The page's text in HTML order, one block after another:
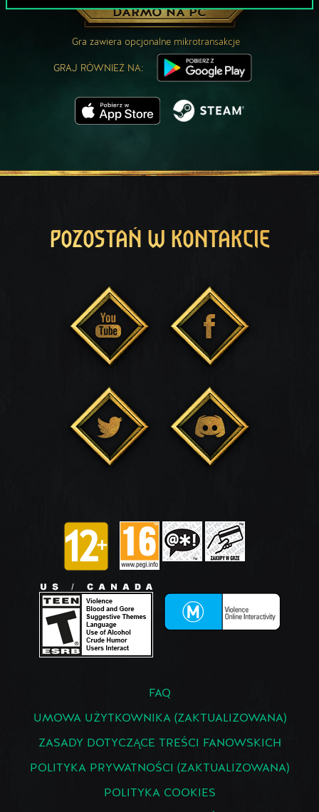
DARMO NA PC
Gra zawiera opcjonalne mikrotransakcje
GRAJ RÓWNIEŻ NA:
POZOSTAŃ W KONTAKCIE
FAQ
UMOWA UŻYTKOWNIKA (ZAKTUALIZOWANA)
ZASADY DOTYCZĄCE TREŚCI FANOWSKICH
POLITYKA PRYWATNOŚCI (ZAKTUALIZOWANA)
POLITYKA COOKIES